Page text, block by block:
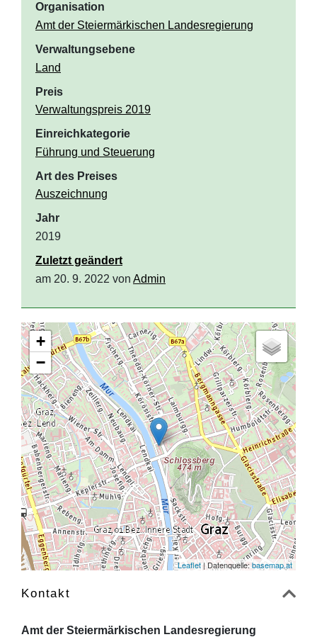
Organisation
Amt der Steiermärkischen Landesregierung
Verwaltungsebene
Land
Preis
Verwaltungspreis 2019
Einreichkategorie
Führung und Steuerung
Art des Preises
Auszeichnung
Jahr
2019
Zuletzt geändert
am 20. 9. 2022 von Admin
+
−
Leaflet | Datenquelle:basemap.at
Kontakt
Amt der Steiermärkischen Landesregierung